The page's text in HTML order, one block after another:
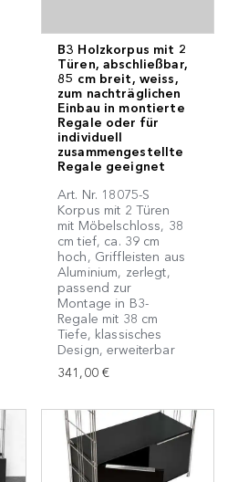
B3 Holzkorpus mit 2
Türen, abschließbar,
85 cm breit, weiss,
zum nachträglichen
Einbau in montierte
Regale oder für
individuell
zusammengestellte
Regale geeignet
Art. Nr. 18075-S
Korpus mit 2 Türen
mit Möbelschloss, 38
cm tief, ca. 39 cm
hoch, Griffleisten aus
Aluminium, zerlegt,
passend zur
Montage in B3-
Regale mit 38 cm
Tiefe, klassisches
Design, erweiterbar
341,00 €